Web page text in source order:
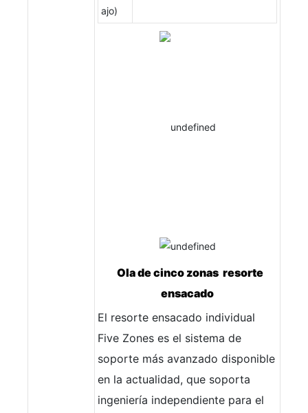
ajo)
Ola de cinco zonas resorte
ensacado
El resorte ensacado individual
Five Zones es el sistema de
soporte más avanzado disponible
en la actualidad, que soporta
ingeniería independiente para el